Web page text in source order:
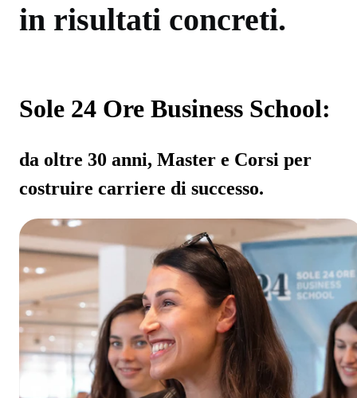
in risultati concreti.
Sole 24 Ore Business School:
da oltre 30 anni, Master e Corsi per
costruire carriere di successo.